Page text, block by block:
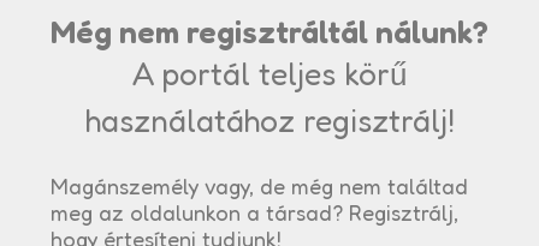
Még nem regisztráltál nálunk?
A portál teljes körű
használatához regisztrálj!
Magánszemély vagy, de még nem találtad
meg az oldalunkon a társad? Regisztrálj,
hogy értesíteni tudjunk!